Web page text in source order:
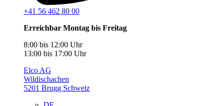
+41 56 462 80 00
Erreichbar Montag bis Freitag
8:00 bis 12:00 Uhr
13:00 bis 17:00 Uhr
Elco AG
Wildischachen
5201 Brugg Schweiz